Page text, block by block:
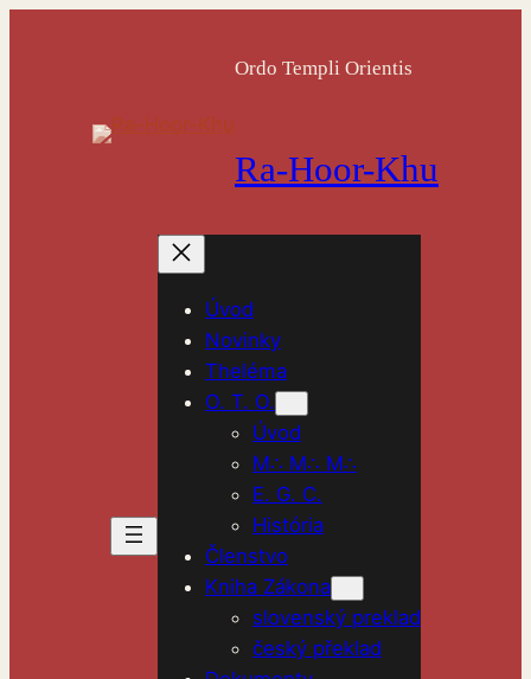
Ordo Templi Orientis
Ra-Hoor-Khu
Úvod
Novinky
Theléma
O. T. O.
Úvod
M∴ M∴ M∴
E. G. C.
História
Členstvo
Kniha Zákona
slovenský preklad
český překlad